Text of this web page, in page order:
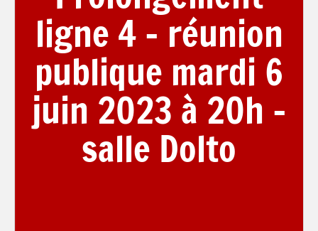
ligne 4 – réunion
publique mardi 6
juin 2023 à 20h –
salle Dolto